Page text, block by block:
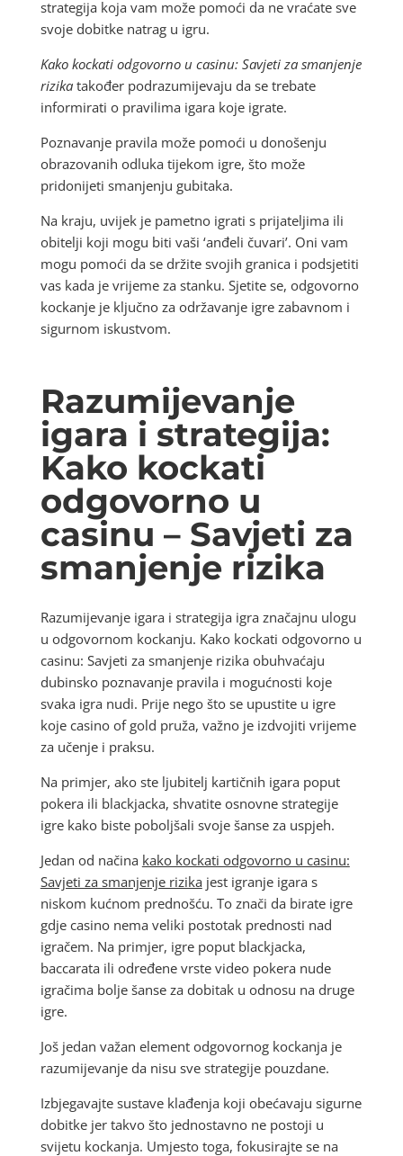
strategija koja vam može pomoći da ne vraćate sve
svoje dobitke natrag u igru.
Kako kockati odgovorno u casinu: Savjeti za smanjenje
rizikatakođer podrazumijevaju da se trebate
informirati o pravilima igara koje igrate.
Poznavanje pravila može pomoći u donošenju
obrazovanih odluka tijekom igre, što može
pridonijeti smanjenju gubitaka.
Na kraju, uvijek je pametno igrati s prijateljima ili
obitelji koji mogu biti vaši ‘anđeli čuvari’. Oni vam
mogu pomoći da se držite svojih granica i podsjetiti
vas kada je vrijeme za stanku. Sjetite se, odgovorno
kockanje je ključno za održavanje igre zabavnom i
sigurnom iskustvom.
Razumijevanje
igara i strategija:
Kako kockati
odgovorno u
casinu – Savjeti za
smanjenje rizika
Razumijevanje igara i strategija igra značajnu ulogu
u odgovornom kockanju. Kako kockati odgovorno u
casinu: Savjeti za smanjenje rizika obuhvaćaju
dubinsko poznavanje pravila i mogućnosti koje
svaka igra nudi. Prije nego što se upustite u igre
koje casino of gold pruža, važno je izdvojiti vrijeme
za učenje i praksu.
Na primjer, ako ste ljubitelj kartičnih igara poput
pokera ili blackjacka, shvatite osnovne strategije
igre kako biste poboljšali svoje šanse za uspjeh.
Jedan od načina kako kockati odgovorno u casinu:
Savjeti za smanjenje rizika jest igranje igara s
niskom kućnom prednošću. To znači da birate igre
gdje casino nema veliki postotak prednosti nad
igračem. Na primjer, igre poput blackjacka,
baccarata ili određene vrste video pokera nude
igračima bolje šanse za dobitak u odnosu na druge
igre.
Još jedan važan element odgovornog kockanja je
razumijevanje da nisu sve strategije pouzdane.
Izbjegavajte sustave klađenja koji obećavaju sigurne
dobitke jer takvo što jednostavno ne postoji u
svijetu kockanja. Umjesto toga, fokusirajte se na